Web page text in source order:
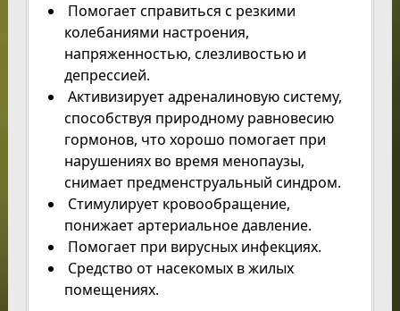
Помогает справиться с резкими
колебаниями настроения,
напряженностью, слезливостью и
депрессией.
Активизирует адреналиновую систему,
способствуя природному равновесию
гормонов, что хорошо помогает при
нарушениях во время менопаузы,
снимает предменструальный синдром.
Стимулирует кровообращение,
понижает артериальное давление.
Помогает при вирусных инфекциях.
Средство от насекомых в жилых
помещениях.